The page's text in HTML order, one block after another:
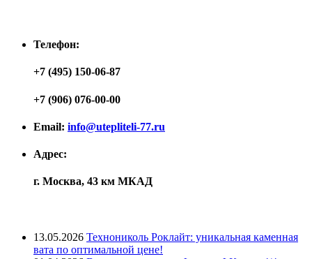
Телефон:
+7 (495) 150-06-87
+7 (906) 076-00-00
Email: info@utepliteli-77.ru
Адрес:
г. Москва, 43 км МКАД
13.05.2026 Технониколь Роклайт: уникальная каменная
вата по оптимальной цене!